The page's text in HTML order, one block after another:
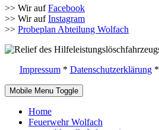
>> Wir aufFacebook
>> Wir aufInstagram
>> Probeplan Abteilung Wolfach
Impressum* Datenschutzerklärung*
Mobile Menu Toggle
Home
Feuerwehr Wolfach